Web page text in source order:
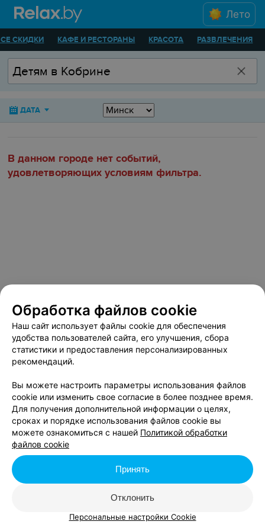
Лето
СКИДКИ КАФЕ И РЕСТОРАНЫ КРАСОТА РАЗВЛЕЧЕНИЯ
ДАТА
В данном городе нет событий,
удовлетворяющих условиям фильтра.
Обработка файлов cookie
Наш сайт использует файлы cookie для обеспечения
удобства пользователей сайта, его улучшения, сбора
статистики и предоставления персонализированных
рекомендаций.
Вы можете настроить параметры использования файлов
cookie или изменить свое согласие в более позднее время.
Для получения дополнительной информации о целях,
сроках и порядке использования файлов cookie вы
можете ознакомиться с нашей Политикой обработки
файлов cookie
Отклонить
Принять
Персональные настройки Cookie